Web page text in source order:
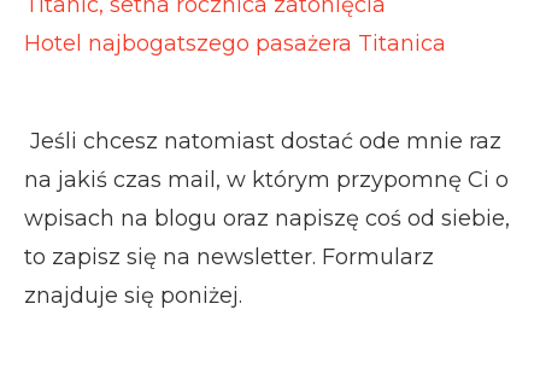
Hotel najbogatszego pasażera Titanica
Jeśli chcesz natomiast dostać ode mnie raz
na jakiś czas mail, w którym przypomnę Ci o
wpisach na blogu oraz napiszę coś od siebie,
to zapisz się na newsletter. Formularz
znajduje się poniżej.